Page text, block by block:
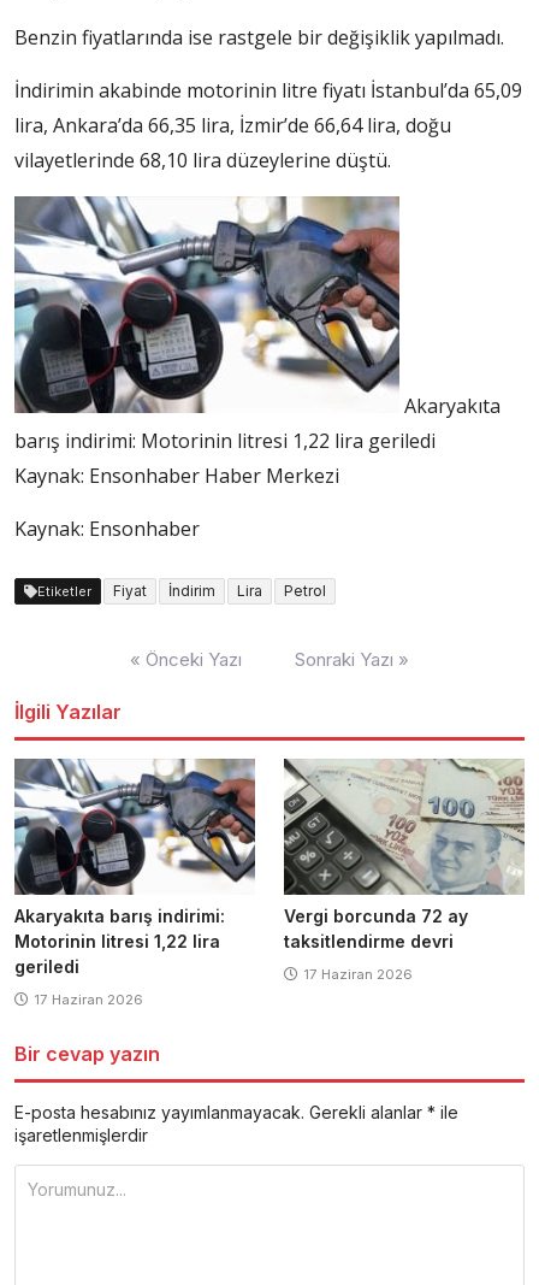
Benzin fiyatlarında ise rastgele bir değişiklik yapılmadı.
İndirimin akabinde motorinin litre fiyatı İstanbul’da 65,09
lira, Ankara’da 66,35 lira, İzmir’de 66,64 lira, doğu
vilayetlerinde 68,10 lira düzeylerine düştü.
Akaryakıta
barış indirimi: Motorinin litresi 1,22 lira geriledi
Kaynak: Ensonhaber Haber Merkezi
Kaynak: Ensonhaber
Etiketler Fiyat İndirim Lira Petrol
« Önceki Yazı Sonraki Yazı »
İlgili Yazılar
Akaryakıta barış indirimi:
Motorinin litresi 1,22 lira
geriledi
17 Haziran 2026
Vergi borcunda 72 ay
taksitlendirme devri
17 Haziran 2026
Bir cevap yazın
E-posta hesabınız yayımlanmayacak. Gerekli alanlar * ile
işaretlenmişlerdir